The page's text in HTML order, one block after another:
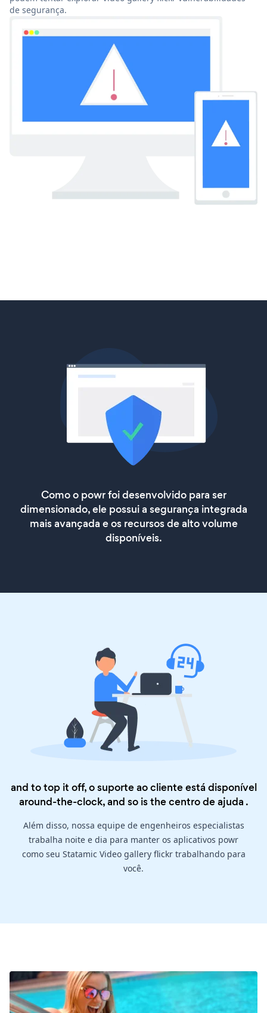
de segurança.
Como o powr foi desenvolvido para ser
dimensionado, ele possui a segurança integrada
mais avançada e os recursos de alto volume
disponíveis.
and to top it off, o suporte ao cliente está disponível
around-the-clock, and so is thecentro de ajuda .
Além disso, nossa equipe de engenheiros especialistas
trabalha noite e dia para manter os aplicativos powr
como seu Statamic Video gallery flickr trabalhando para
você.